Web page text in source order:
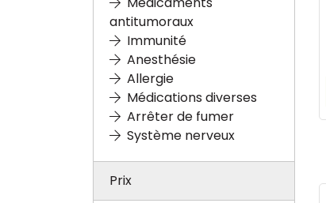
antitumoraux
Immunité
Anesthésie
Allergie
Médications diverses
Arrêter de fumer
Système nerveux
Prix